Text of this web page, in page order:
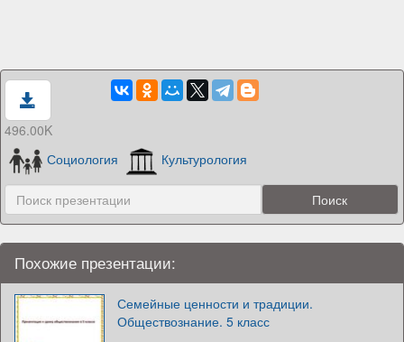
496.00K
Социология
Культурология
Похожие презентации:
Семейные ценности и традиции.
Обществознание. 5 класс